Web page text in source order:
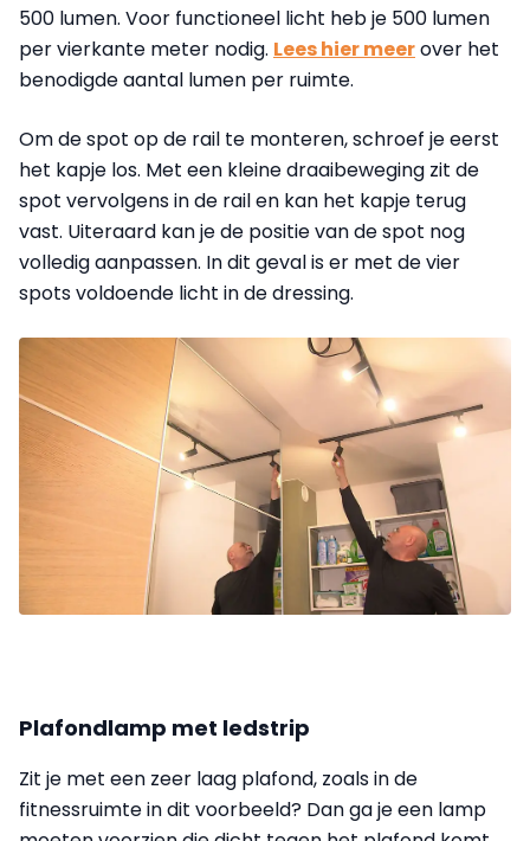
500 lumen. Voor functioneel licht heb je 500 lumen
per vierkante meter nodig. Lees hier meerover het
benodigde aantal lumen per ruimte.
Om de spot op de rail te monteren, schroef je eerst
het kapje los. Met een kleine draaibeweging zit de
spot vervolgens in de rail en kan het kapje terug
vast. Uiteraard kan je de positie van de spot nog
volledig aanpassen. In dit geval is er met de vier
spots voldoende licht in de dressing.
Plafondlamp met ledstrip
Zit je met een zeer laag plafond, zoals in de
fitnessruimte in dit voorbeeld? Dan ga je een lamp